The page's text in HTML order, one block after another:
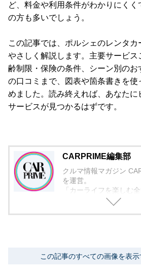
ど、料金や利用条件がわかりにく
の方も多いでしょう。
この記事では、ポルシェのレンタカ
やさしく解説します。主要サービ
齢制限・保険の条件、シーン別の
の口コミまで、図表や箇条書きを使
めました。読み終えれば、あなたに
サービスが見つかるはずです。
CARPRIME編集部
クルマ情報マガジン
を運営。
「カーライフを楽しむ
げ、編集に取り組んでい
この記事のすべての画像を表示